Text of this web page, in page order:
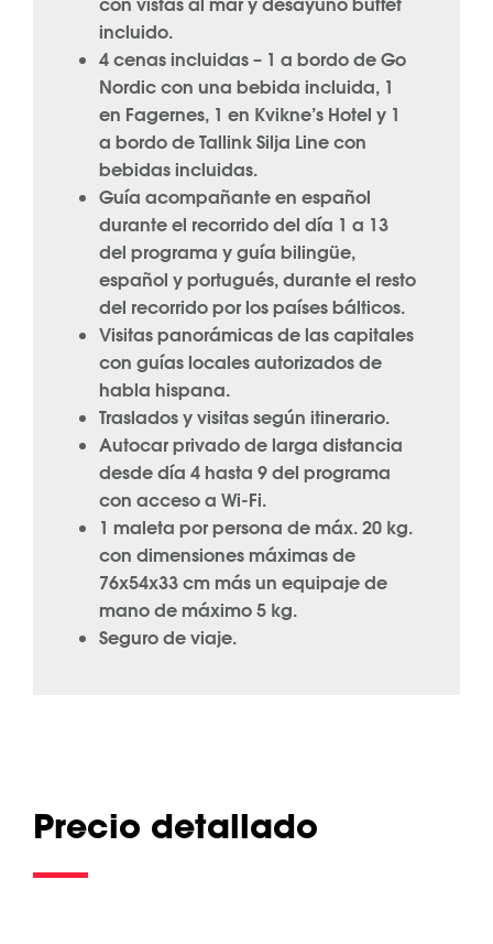
incluido.
4 cenas incluidas – 1 a bordo de Go
Nordic con una bebida incluida, 1
en Fagernes, 1 en Kvikne’s Hotel y 1
a bordo de Tallink Silja Line con
bebidas incluidas.
Guía acompañante en español
durante el recorrido del día 1 a 13
del programa y guía bilingüe,
español y portugués, durante el resto
del recorrido por los países bálticos.
Visitas panorámicas de las capitales
con guías locales autorizados de
habla hispana.
Traslados y visitas según itinerario.
Autocar privado de larga distancia
desde día 4 hasta 9 del programa
con acceso a Wi-Fi.
1 maleta por persona de máx. 20 kg.
con dimensiones máximas de
76x54x33 cm más un equipaje de
mano de máximo 5 kg.
Seguro de viaje.
Precio detallado